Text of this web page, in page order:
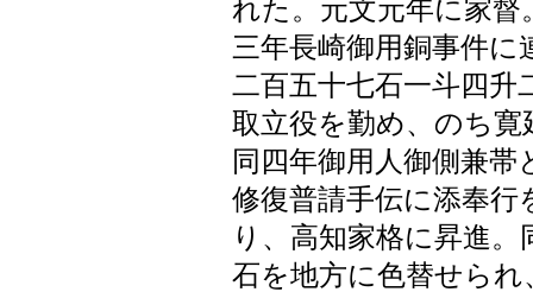
れた。元文元年に家督
三年長崎御用銅事件
二百五十七石一斗四升
取立役を勤め、のち
同四年御用人御側兼
修復普請手伝に添奉行
り、高知家格に昇進
石を地方に色替せら